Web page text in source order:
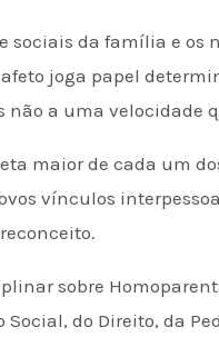
sociais da família e
joga papel
a uma velocidade
maior de cada um
vínculos
sobre
do Direito, da